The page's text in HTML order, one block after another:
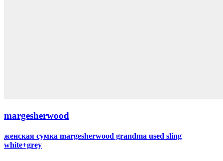
margesherwood
женская сумка margesherwood grandma used sling
white+grey